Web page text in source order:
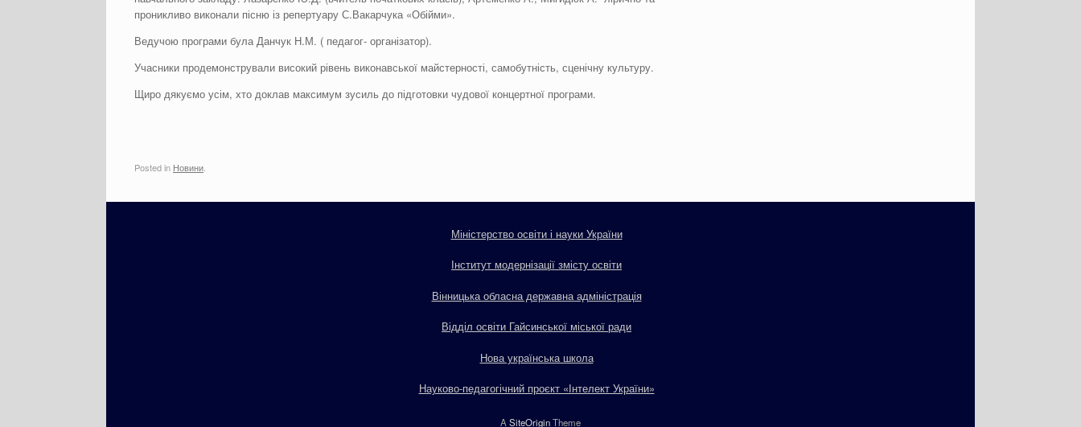
проникливо виконали пісню із репертуару С.Вакарчука «Обійми».
Ведучою програми була Данчук Н.М. ( педагог- організатор).
Учасники продемонстрували високий рівень виконавської майстерності, самобутність, сценічну культуру.
Щиро дякуємо усім, хто доклав максимум зусиль до підготовки чудової концертної програми.
Posted in Новини
Міністерство освіти і науки України
Інститут модернізації змісту освіти
Вінницька обласна державна адміністрація
Відділ освіти Гайсинської міської ради
Нова українська школа
Науково-педагогічний проєкт «Інтелект України»
A SiteOriginTheme